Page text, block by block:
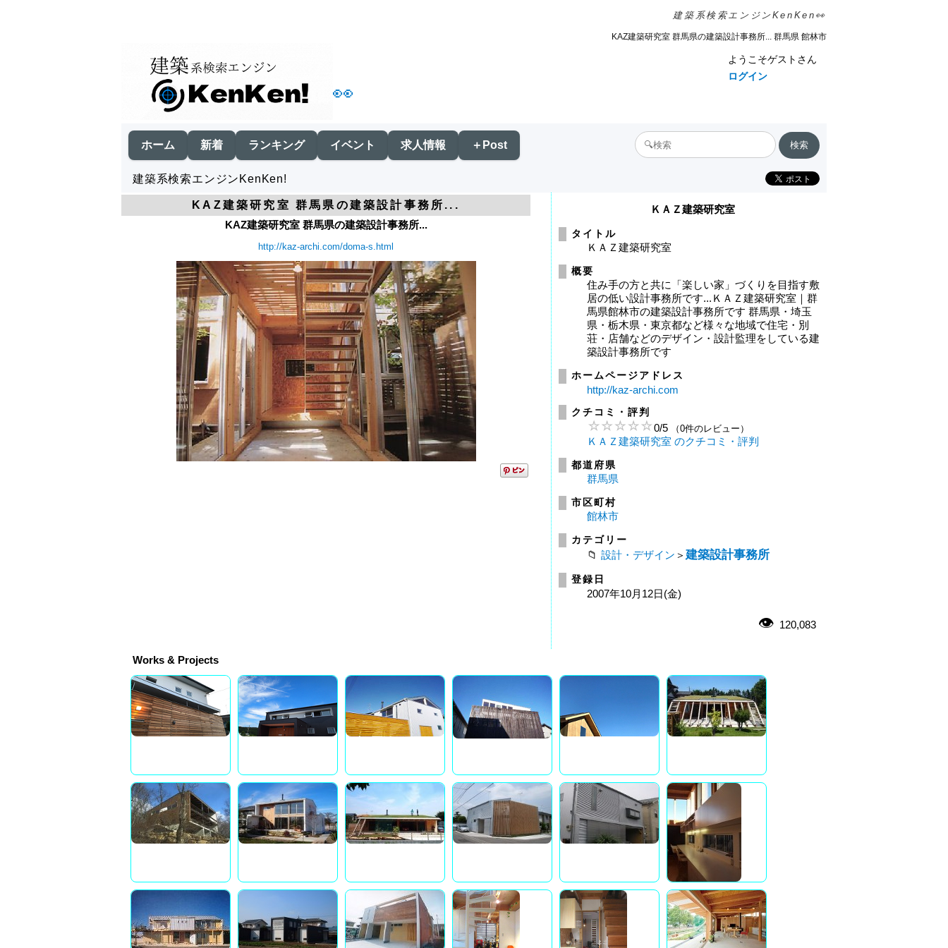
建築系検索エンジンKenKen👀
KAZ建築研究室 群馬県の建築設計事務所... 群馬県 館林市
👀
ようこそゲストさん
ログイン
ホーム 新着 ランキング イベント 求人情報 ＋Post
建築系検索エンジンKenKen!
KAZ建築研究室 群馬県の建築設計事務所...
KAZ建築研究室 群馬県の建築設計事務所...
http://kaz-archi.com/doma-s.html
ＫＡＺ建築研究室
タイトル
ＫＡＺ建築研究室
概要
住み手の方と共に「楽しい家」づくりを目指す敷
居の低い設計事務所です...ＫＡＺ建築研究室｜群
馬県館林市の建築設計事務所です 群馬県・埼玉
県・栃木県・東京都など様々な地域で住宅・別
荘・店舗などのデザイン・設計監理をしている建
築設計事務所です
ホームページアドレス
http://kaz-archi.com
クチコミ・評判
0/5 （0件のレビュー）
ＫＡＺ建築研究室 のクチコミ・評判
都道府県
群馬県
市区町村
館林市
カテゴリー
設計・デザイン ＞ 建築設計事務所
登録日
2007年10月12日(金)
120,083
Works & Projects